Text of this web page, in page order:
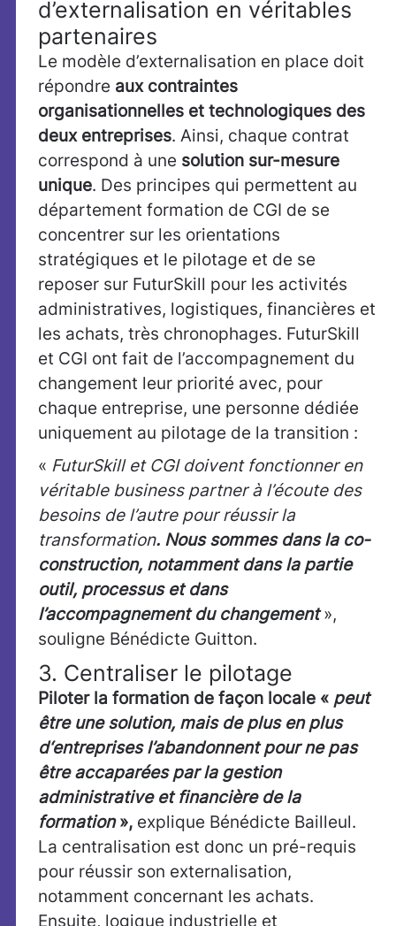
d’externalisation en véritables
partenaires
Le modèle d’externalisation en place doit
répondre aux contraintes
organisationnelles et technologiques des
deux entreprises. Ainsi, chaque contrat
correspond à une solution sur-mesure
unique. Des principes qui permettent au
département formation de CGI de se
concentrer sur les orientations
stratégiques et le pilotage et de se
reposer sur FuturSkill pour les activités
administratives, logistiques, financières et
les achats, très chronophages. FuturSkill
et CGI ont fait de l’accompagnement du
changement leur priorité avec, pour
chaque entreprise, une personne dédiée
uniquement au pilotage de la transition :
« FuturSkill et CGI doivent fonctionner en
véritable business partner à l’écoute des
besoins de l’autre pour réussir la
transformation. Nous sommes dans la co-
construction, notamment dans la partie
outil, processus et dans
l’accompagnement du changement»,
souligne Bénédicte Guitton.
3. Centraliser le pilotage
Piloter la formation de façon locale « peut
être une solution, mais de plus en plus
d‘entreprises l’abandonnent pour ne pas
être accaparées par la gestion
administrative et financière de la
formation», explique Bénédicte Bailleul.
La centralisation est donc un pré-requis
pour réussir son externalisation,
notamment concernant les achats.
Ensuite, logique industrielle et